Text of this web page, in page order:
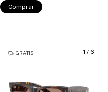
Comprar
1 / 6
GRATIS